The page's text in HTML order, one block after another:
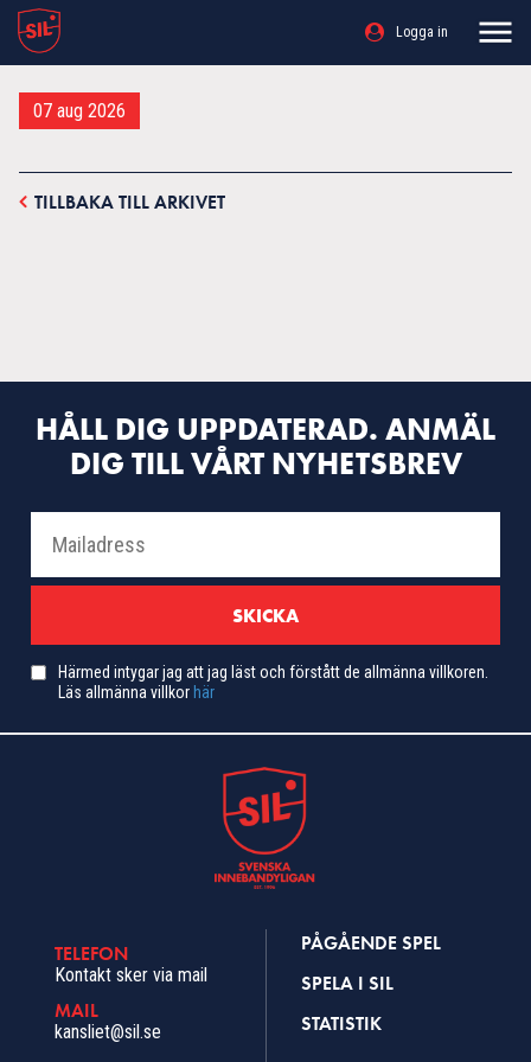
Logga in
07 aug 2026
TILLBAKA TILL ARKIVET
HÅLL DIG UPPDATERAD. ANMÄL
DIG TILL VÅRT NYHETSBREV
Härmed intygar jag att jag läst och förstått de allmänna villkoren.
Läs allmänna villkor här
TELEFON
Kontakt sker via mail
MAIL
kansliet@sil.se
PÅGÅENDE SPEL
SPELA I SIL
STATISTIK